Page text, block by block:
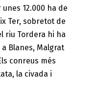
12.000 ha de
Ter, sobretot de
riu Tordera hi ha
Blanes, Malgrat
conreus més
la civada i